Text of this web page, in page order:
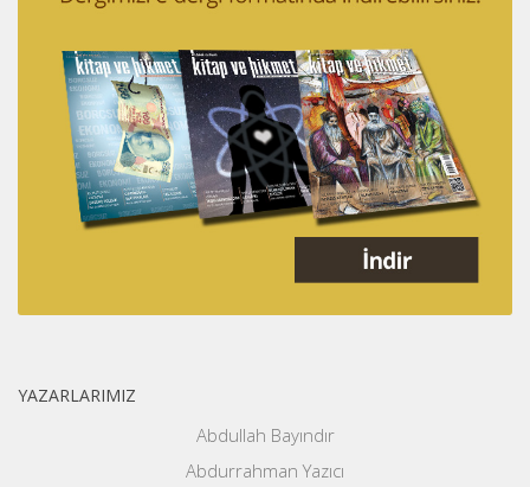
YAZARLARIMIZ
Abdullah Bayındır
Abdurrahman Yazıcı